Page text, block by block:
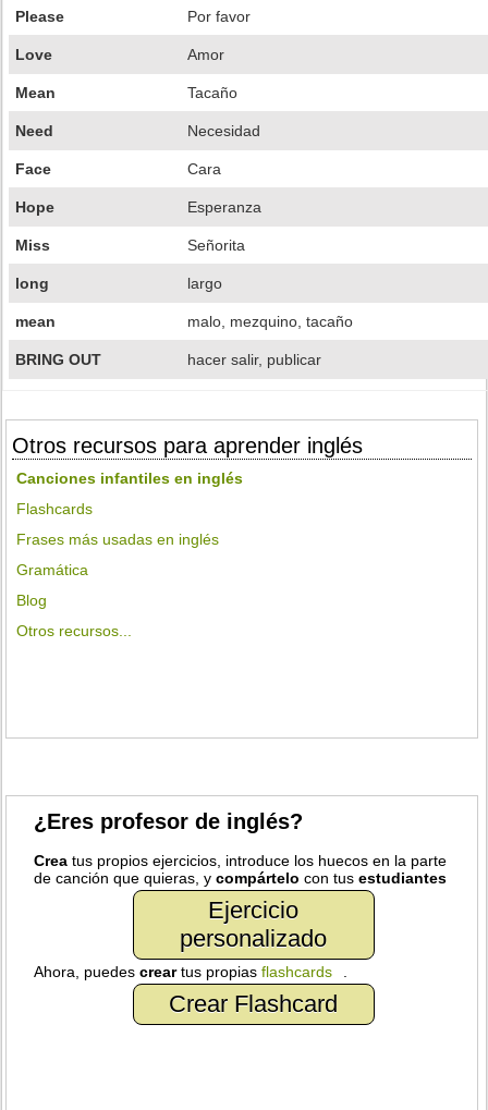
Please Por favor
Love Amor
Mean Tacaño
Need Necesidad
Face Cara
Hope Esperanza
Miss Señorita
long largo
mean malo, mezquino, tacaño
BRING OUT hacer salir, publicar
Otros recursos para aprender inglés
Canciones infantiles en inglés
Flashcards
Frases más usadas en inglés
Gramática
Blog
Otros recursos...
¿Eres profesor de inglés?
Crea tus propios ejercicios, introduce los huecos en la parte
de canción que quieras, ycompártelo con tusestudiantes
Ejercicio
personalizado
Ahora, puedescreartus propiasflashcards
Crear Flashcard